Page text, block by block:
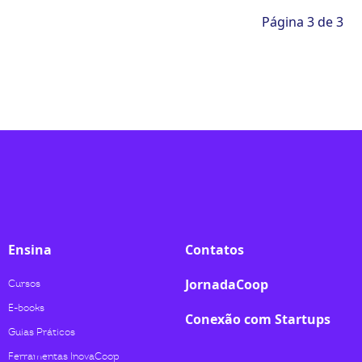
Página 3 de 3
Ensina
Cursos
E-books
Guias Práticos
Ferramentas InovaCoop
Contatos
JornadaCoop
Conexão com Startups